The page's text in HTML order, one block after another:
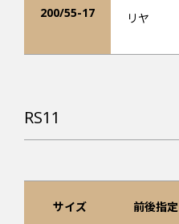
200/55-17 リヤ
RS11
サイズ 前後指定